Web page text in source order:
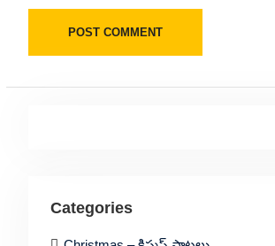
Categories